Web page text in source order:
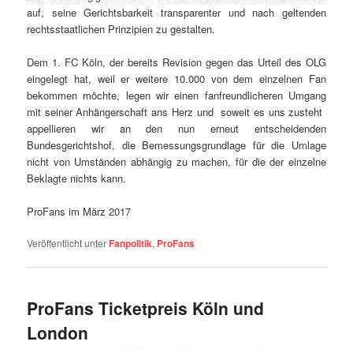
auf, seine Gerichtsbarkeit transparenter und nach geltenden
rechtsstaatlichen Prinzipien zu gestalten.
Dem 1. FC Köln, der bereits Revision gegen das Urteil des OLG
eingelegt hat, weil er weitere 10.000 von dem einzelnen Fan
bekommen möchte, legen wir einen fanfreundlicheren Umgang
mit seiner Anhängerschaft ans Herz und  soweit es uns zusteht 
appellieren wir an den nun erneut entscheidenden
Bundesgerichtshof, die Bemessungsgrundlage für die Umlage
nicht von Umständen abhängig zu machen, für die der einzelne
Beklagte nichts kann.
ProFans im März 2017
Veröffentlicht unter Fanpolitik, ProFans
ProFans Ticketpreis Köln und
London